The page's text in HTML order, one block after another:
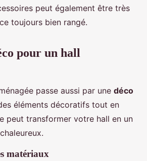
peut également être très
toujours bien rangé.
pour un hall
passe aussi par une déco
éléments décoratifs tout en
peut transformer votre hall en un
matériaux